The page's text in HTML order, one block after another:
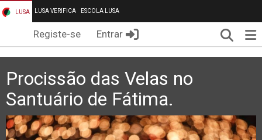
LUSA LUSA VERIFICA ESCOLA LUSA
Registe-se Entrar
Procissão das Velas no
Santuário de Fátima.